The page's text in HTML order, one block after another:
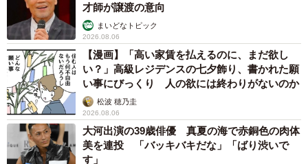
才師が譲渡の意向
まいどなトピック
2026.08.06
【漫画】「高い家賃を払えるのに、まだ欲し
い？」高級レジデンスの七夕飾り、書かれた願
い事にびっくり 人の欲には終わりがないのか
松波 穂乃圭
2026.08.06
大河出演の39歳俳優 真夏の海で赤銅色の肉体
美を連投 「バッキバキだな」「ばり渋いで
す」